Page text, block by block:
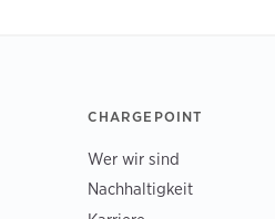
CHARGEPOINT
Wer wir sind
Nachhaltigkeit